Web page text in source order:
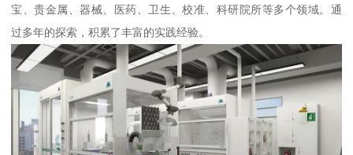
宝、贵金属、器械、医药、卫生、校准、科研院所等多个领域。通
过多年的探索，积累了丰富的实践经验。